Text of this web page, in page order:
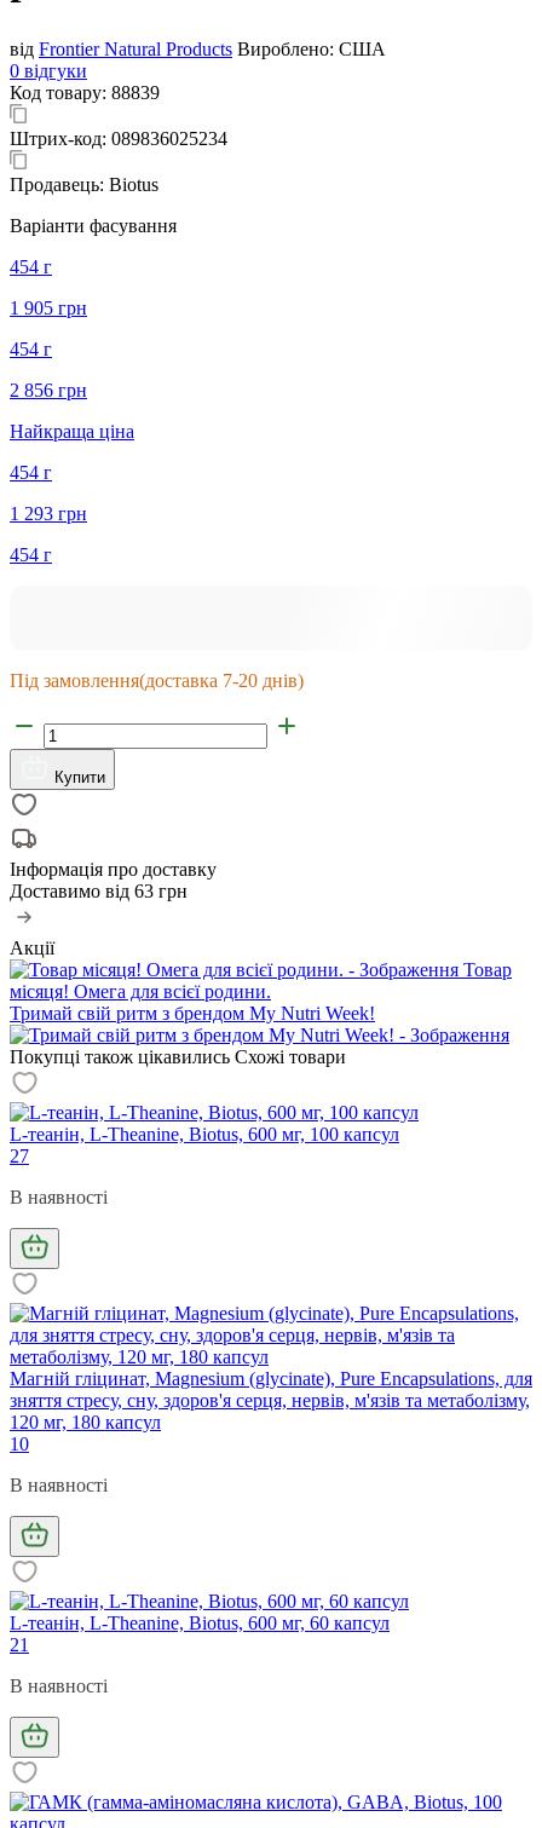
від Frontier Natural Products Вироблено: США
0 відгуки
Код товару: 88839
Штрих-код: 089836025234
Продавець: Biotus
Варіанти фасування
454 г
1 905 грн
454 г
2 856 грн
Найкраща ціна
454 г
1 293 грн
454 г
Під замовлення(доставка 7-20 днів)
Купити
Інформація про доставку
Доставимо від 63 грн
Акції
Товар
місяця! Омега для всієї родини.
Тримай свій ритм з брендом My Nutri Week!
Покупці також цікавились Схожі товари
L-теанін, L-Theanine, Biotus, 600 мг, 100 капсул
27
В наявності
Магній гліцинат, Magnesium (glycinate), Pure Encapsulations, для
зняття стресу, сну, здоров'я серця, нервів, м'язів та метаболізму,
120 мг, 180 капсул
10
В наявності
L-теанін, L-Theanine, Biotus, 600 мг, 60 капсул
21
В наявності